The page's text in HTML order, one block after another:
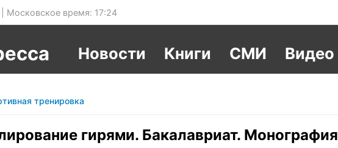
Московское время: 17:24
Новости Книги СМИ Видео
тренировка
гирями. Бакалавриат. Монография